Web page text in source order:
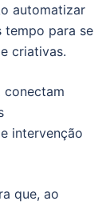
automatizar
tempo para se
criativas.
conectam
intervenção
que, ao